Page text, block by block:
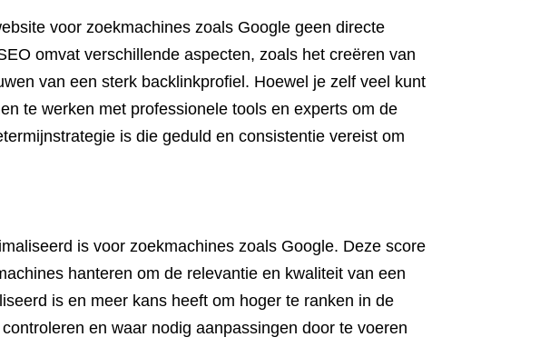
voor zoekmachines zoals Google geen directe
omvat verschillende aspecten, zoals het creëren van
van een sterk backlinkprofiel. Hoewel je zelf veel kunt
te werken met professionele tools en experts om de
is die geduld en consistentie vereist om
is voor zoekmachines zoals Google. Deze score
hanteren om de relevantie en kwaliteit van een
is en meer kans heeft om hoger te ranken in de
en waar nodig aanpassingen door te voeren